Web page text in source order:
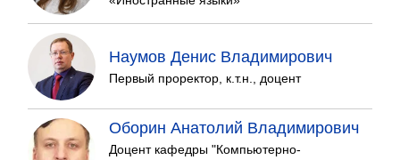
Наумов Денис Владимирович
Первый проректор, к.т.н., доцент
Оборин Анатолий Владимирович
Доцент кафедры "Компьютерно-